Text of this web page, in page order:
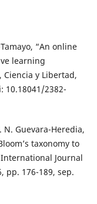
“An online
learning
Ciencia y Libertad,
10.18041/2382-
N. Guevara-Heredia,
taxonomy to
Journal
pp. 176-189, sep.